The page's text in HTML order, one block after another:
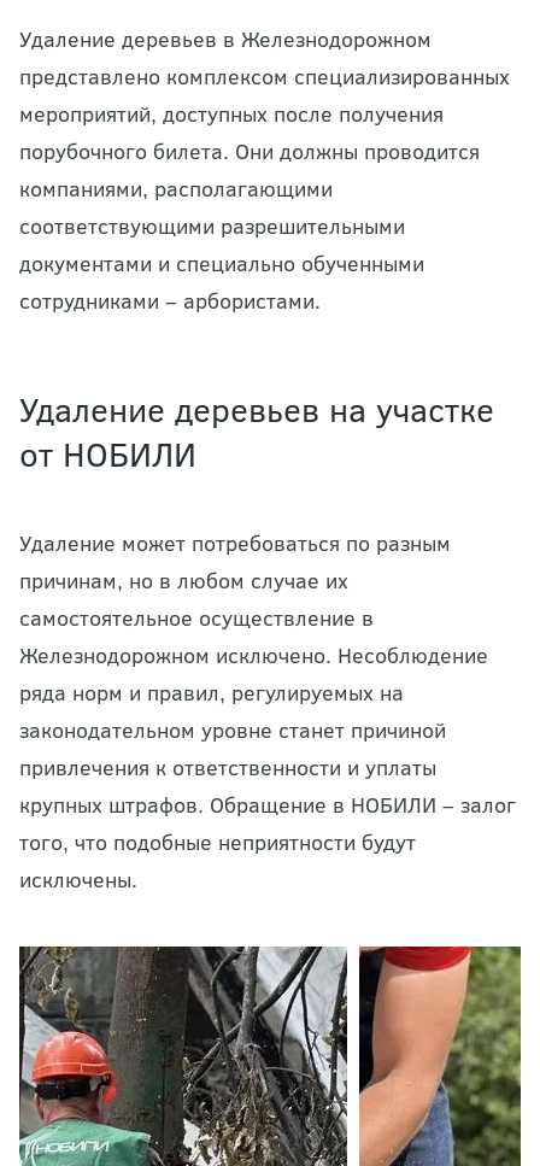
Удаление деревьев в Железнодорожном
представлено комплексом специализированных
мероприятий, доступных после получения
порубочного билета. Они должны проводится
компаниями, располагающими
соответствующими разрешительными
документами и специально обученными
сотрудниками – арбористами.
Удаление деревьев на участке
от НОБИЛИ
Удаление может потребоваться по разным
причинам, но в любом случае их
самостоятельное осуществление в
Железнодорожном исключено. Несоблюдение
ряда норм и правил, регулируемых на
законодательном уровне станет причиной
привлечения к ответственности и уплаты
крупных штрафов. Обращение в НОБИЛИ – залог
того, что подобные неприятности будут
исключены.